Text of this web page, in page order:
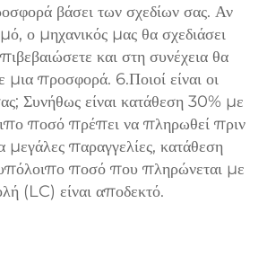
βάσει των σχεδίων σας. Αν
ο μηχανικός μας θα σχεδιάσει
και στη συνέχεια θα
προσφορά. 6.Ποιοί είναι οι
Συνήθως είναι κατάθεση 30% με
ποσό πρέπει να πληρωθεί πριν
μεγάλες παραγγελίες, κατάθεση
ποσό που πληρώνεται με
(LC) είναι αποδεκτό.